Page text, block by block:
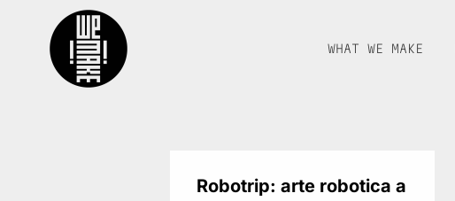
WHAT WE MAKE
Robotrip: arte robotica a